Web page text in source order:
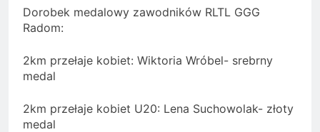
Dorobek medalowy zawodników RLTL GGG
Radom:
2km przełaje kobiet: Wiktoria Wróbel- srebrny
medal
2km przełaje kobiet U20: Lena Suchowolak- złoty
medal